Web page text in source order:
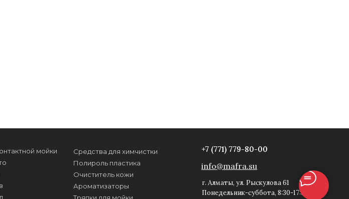
+7 (771) 779-80-00
info@mafra.su
г. Алматы, ул. Рыскулова 61
Понедельник-суббота, 8:30-17:30
мойки
Средства для химчистки
Полироль пластика
Очиститель кожи
Ароматизаторы